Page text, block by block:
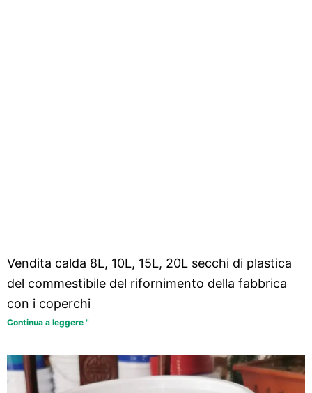
Vendita calda 8L, 10L, 15L, 20L secchi di plastica
del commestibile del rifornimento della fabbrica
con i coperchi
Continua a leggere "